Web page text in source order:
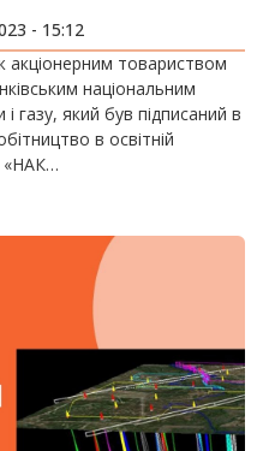
- 15:12
товариством
національним
газу, який був підписаний в
в освітній
«НАК…